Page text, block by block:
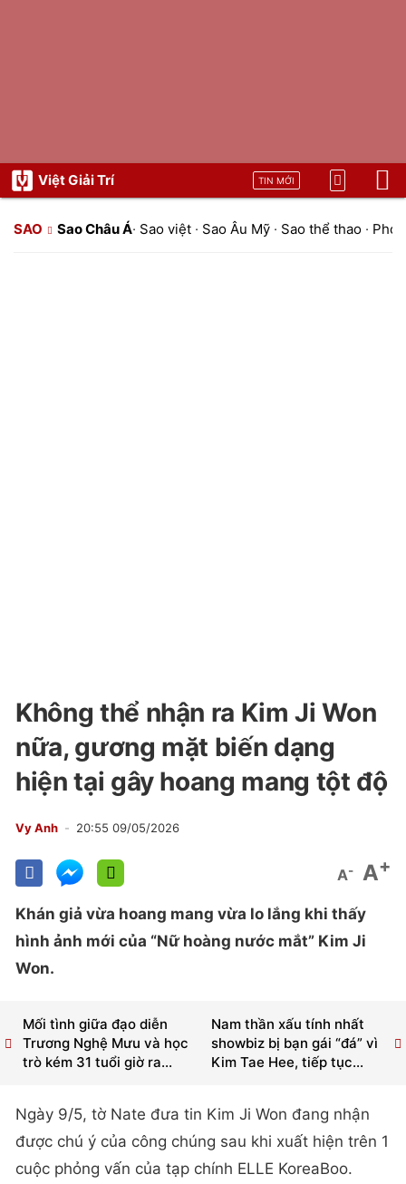
Việt Giải Trí TIN MỚI
SAO Sao Châu Á· Sao việt · Sao Âu Mỹ · Sao thể thao ·
Không thể nhận ra Kim Ji Won
nữa, gương mặt biến dạng
hiện tại gây hoang mang tột độ
Vy Anh 20:55 09/05/2026
A- A+
Khán giả vừa hoang mang vừa lo lắng khi thấy
hình ảnh mới của “Nữ hoàng nước mắt” Kim Ji
Won.
Nam thần xấu tính nhất
showbiz bị bạn gái “đá” vì
Kim Tae Hee, tiếp tục...
Mối tình giữa đạo diễn
Trương Nghệ Mưu và học
trò kém 31 tuổi giờ ra...
Ngày 9/5, tờ Nate đưa tin Kim Ji Won đang nhận
được chú ý của công chúng sau khi xuất hiện trên 1
cuộc phỏng vấn của tạp chính ELLE KoreaBoo.